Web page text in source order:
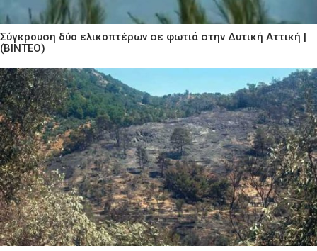
Σύγκρουση δύο ελικοπτέρων σε φωτιά στην Δυτική Αττική |
(ΒΙΝΤΕΟ)